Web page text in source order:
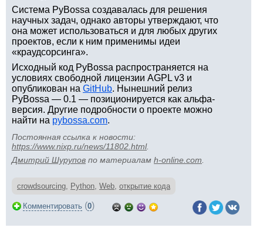
Система PyBossa создавалась для решения
научных задач, однако авторы утверждают, что
она может использоваться и для любых других
проектов, если к ним применимы идеи
«краудсорсинга».
Исходный код PyBossa распространяется на
условиях свободной лицензии AGPL v3 и
опубликован на GitHub. Нынешний релиз
PyBossa — 0.1 — позиционируется как альфа-
версия. Другие подробности о проекте можно
найти на pybossa.com.
Постоянная ссылка к новости:
https://www.nixp.ru/news/11802.html.
Дмитрий Шурупов по материалам h-online.com
crowdsourcing, Python, Web, открытие кода
Комментировать (0)